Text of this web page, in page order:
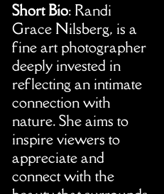
Short Bio: Randi
Grace Nilsberg, is a
fine art photographer
deeply invested in
reflecting an intimate
connection with
nature. She aims to
inspire viewers to
appreciate and
connect with the